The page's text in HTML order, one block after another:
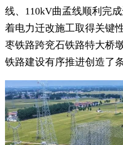
线、110kV曲孟线顺利完
着电力迁改施工取得关键
枣铁路跨兖石铁路特大桥
铁路建设有序推进创造了条